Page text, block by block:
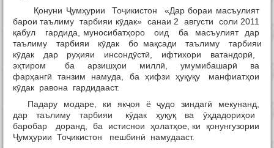
Қонуни Ҷумҳурии Тоҷикистон «Дар бораи масъулият
барои таълиму тарбияи кӯдак» санаи 2 августи соли 2011
қабул гардида, муносибатҳоро оид ба масъулият дар
таълиму тарбияи кӯдак бо мақсади таълиму тарбияи
кӯдак дар руҳияи инсондӯстӣ, ифтихори ватандорӣ,
эҳтиром ба арзишҳои миллӣ, умумибашарӣ ва
фарҳангӣ танзим намуда, ба ҳифзи ҳуқуқу манфиатҳои
кӯдак равона гардидааст.
Падару модаре, ки якҷоя ё ҷудо зиндагӣ мекунанд,
дар таълиму тарбияи кӯдак ҳуқуқ ва ӯҳдадориҳои
баробар доранд, ба истиснои ҳолатҳое, ки қонунгузории
Ҷумҳурии Тоҷикистон пешбинӣ намудааст.